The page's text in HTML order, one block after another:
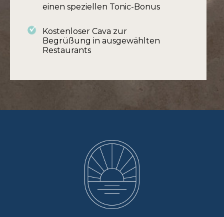
einen speziellen Tonic-Bonus
Kostenloser Cava zur
Begrüßung in ausgewählten
Restaurants